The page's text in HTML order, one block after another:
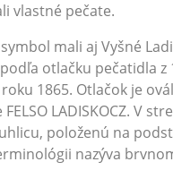
vlastné pečate.
mali aj Vyšné
otlačku pečatidla z
1865. Otlačok je
LADISKOCZ. V
položenú na
nazýva